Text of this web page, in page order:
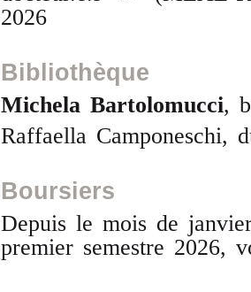
2026
Bibliothèque
Michela Bartolomucci,
Raffaella Camponeschi,
Boursiers
Depuis le mois de
premier semestre 2026,